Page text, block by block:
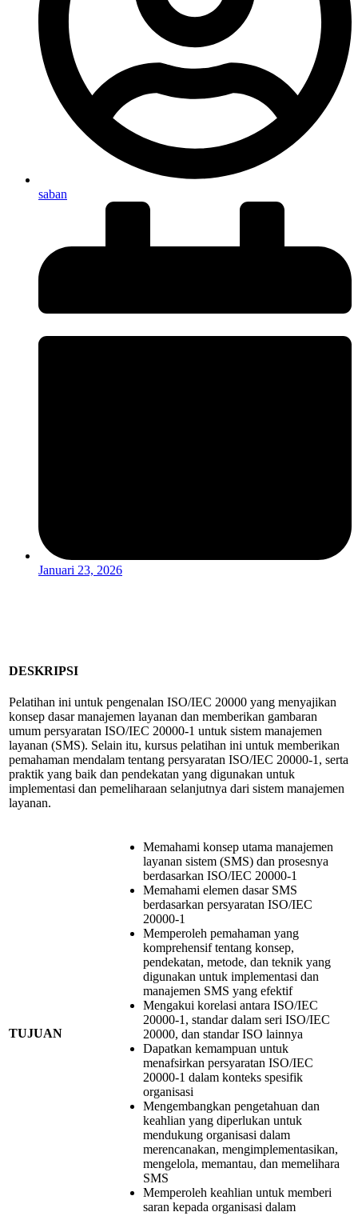
saban
Januari 23, 2026
DESKRIPSI
Pelatihan ini untuk pengenalan ISO/IEC 20000 yang menyajikan
konsep dasar manajemen layanan dan memberikan gambaran
umum persyaratan ISO/IEC 20000-1 untuk sistem manajemen
layanan (SMS). Selain itu, kursus pelatihan ini untuk memberikan
pemahaman mendalam tentang persyaratan ISO/IEC 20000-1, serta
praktik yang baik dan pendekatan yang digunakan untuk
implementasi dan pemeliharaan selanjutnya dari sistem manajemen
layanan.
TUJUAN
Memahami konsep utama manajemen
layanan sistem (SMS) dan prosesnya
berdasarkan ISO/IEC 20000-1
Memahami elemen dasar SMS
berdasarkan persyaratan ISO/IEC
20000-1
Memperoleh pemahaman yang
komprehensif tentang konsep,
pendekatan, metode, dan teknik yang
digunakan untuk implementasi dan
manajemen SMS yang efektif
Mengakui korelasi antara ISO/IEC
20000-1, standar dalam seri ISO/IEC
20000, dan standar ISO lainnya
Dapatkan kemampuan untuk
menafsirkan persyaratan ISO/IEC
20000-1 dalam konteks spesifik
organisasi
Mengembangkan pengetahuan dan
keahlian yang diperlukan untuk
mendukung organisasi dalam
merencanakan, mengimplementasikan,
mengelola, memantau, dan memelihara
SMS
Memperoleh keahlian untuk memberi
saran kepada organisasi dalam